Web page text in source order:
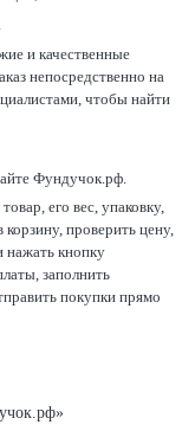
и качественные
непосредственно на
чтобы найти
Фундучок.рф.
его вес, упаковку,
проверить цену,
нажать кнопку
заполнить
покупки прямо